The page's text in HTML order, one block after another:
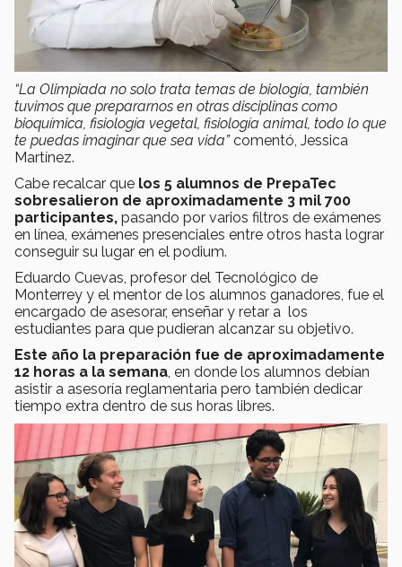
“La Olimpiada no solo trata temas de biología, también
tuvimos que prepararnos en otras disciplinas como
bioquímica, fisiología vegetal, fisiología animal, todo lo que
te puedas imaginar que sea vida” comentó, Jessica
Martínez.
Cabe recalcar que los 5 alumnos de PrepaTec
sobresalieron de aproximadamente 3 mil 700
participantes, pasando por varios filtros de exámenes
en línea, exámenes presenciales entre otros hasta lograr
conseguir su lugar en el podium.
Eduardo Cuevas, profesor del Tecnológico de
Monterrey y el mentor de los alumnos ganadores, fue el
encargado de asesorar, enseñar y retar a los
estudiantes para que pudieran alcanzar su objetivo.
Este año la preparación fue de aproximadamente
12 horas a la semana, en donde los alumnos debían
asistir a asesoría reglamentaria pero también dedicar
tiempo extra dentro de sus horas libres.